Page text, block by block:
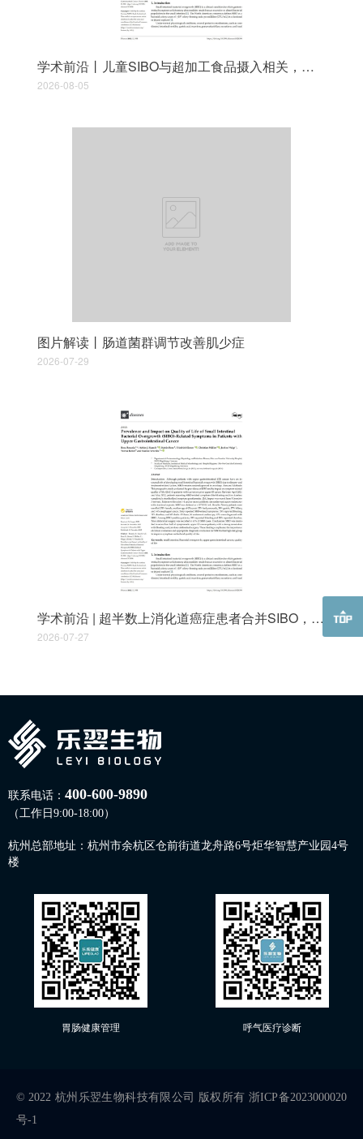
学术前沿丨儿童SIBO与超加工食品摄入相关，炎症指标具独立预测价值
2026-08-05
图片解读丨肠道菌群调节改善肌少症
2026-07-29
学术前沿 | 超半数上消化道癌症患者合并SIBO，七成生活质量受明显影响
2026-07-27
联系电话： 400-600-9890
（工作日9:00-18:00）
杭州总部地址：杭州市余杭区仓前街道龙舟路6号炬华智慧产业园4号
楼
胃肠健康管理 呼气医疗诊断
© 2022 杭州乐翌生物科技有限公司 版权所有 浙ICP备2023000020
号-1